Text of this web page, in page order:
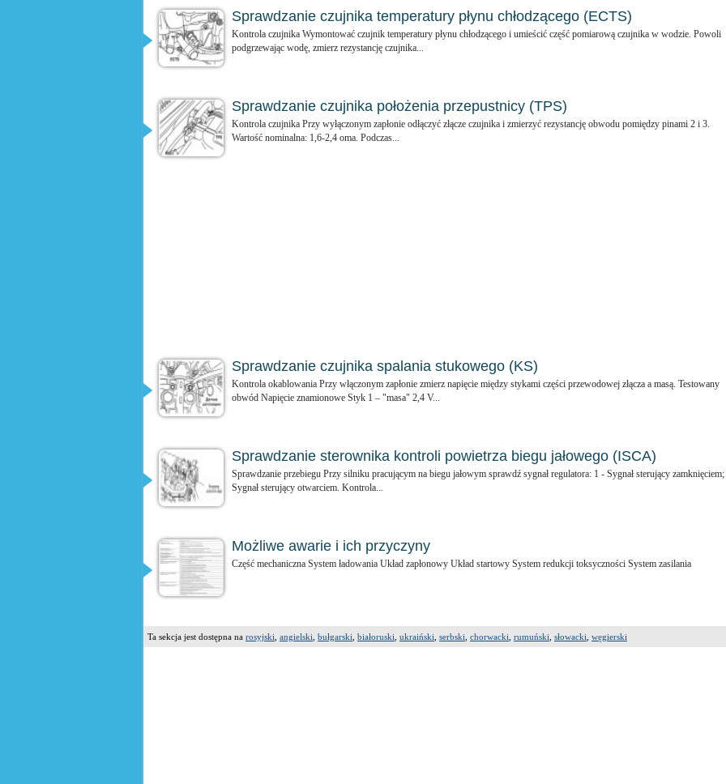
Sprawdzanie czujnika temperatury płynu chłodzącego (ECTS)
Kontrola czujnika Wymontować czujnik temperatury płynu chłodzącego i umieścić część pomiarową czujnika w wodzie. Powoli
podgrzewając wodę, zmierz rezystancję czujnika...
Sprawdzanie czujnika położenia przepustnicy (TPS)
Kontrola czujnika Przy wyłączonym zapłonie odłączyć złącze czujnika i zmierzyć rezystancję obwodu pomiędzy pinami 2 i 3.
Wartość nominalna: 1,6-2,4 oma. Podczas...
Sprawdzanie czujnika spalania stukowego (KS)
Kontrola okablowania Przy włączonym zapłonie zmierz napięcie między stykami części przewodowej złącza a masą. Testowany
obwód Napięcie znamionowe Styk 1 – "masa" 2,4 V...
Sprawdzanie sterownika kontroli powietrza biegu jałowego (ISCA)
Sprawdzanie przebiegu Przy silniku pracującym na biegu jałowym sprawdź sygnał regulatora: 1 - Sygnał sterujący
Sygnał sterujący otwarciem. Kontrola...
Możliwe awarie i ich przyczyny
Część mechaniczna System ładowania Układ zapłonowy Układ startowy System redukcji toksyczności System zasilania
Ta sekcja jest dostępna na rosyjski angielski bułgarski białoruski ukraiński serbski chorwacki rumuński słowacki węgierski